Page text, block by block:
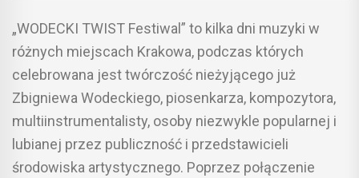
„WODECKI TWIST Festiwal” to kilka dni muzyki w
różnych miejscach Krakowa, podczas których
celebrowana jest twórczość nieżyjącego już
Zbigniewa Wodeckiego, piosenkarza, kompozytora,
multiinstrumentalisty, osoby niezwykle popularnej i
lubianej przez publiczność i przedstawicieli
środowiska artystycznego. Poprzez połączenie